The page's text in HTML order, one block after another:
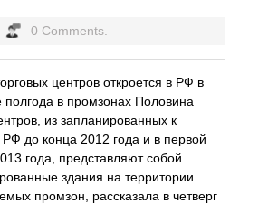
0 Comments.
центров откроется в РФ в
в промзонах Половина
из запланированных к
до конца 2012 года и в первой
года, представляют собой
здания на территории
промзон, рассказала в четверг